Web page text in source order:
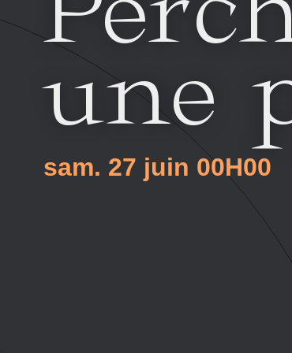
une
sam. 27 juin 00H00